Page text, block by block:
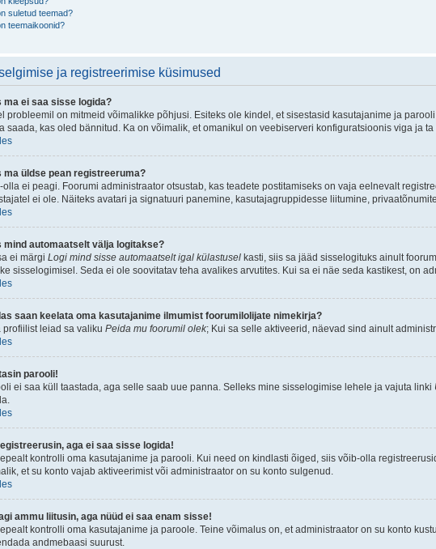
suletud teemad?
teemaikoonid?
ja registreerimise küsimused
ma ei saa sisse logida?
probleemil on mitmeid võimalikke põhjusi. Esiteks ole kindel, et sisestasid kasutajanime ja
saada, kas oled bännitud. Ka on võimalik, et omanikul on veebiserveri konfiguratsioonis viga ja
ma üldse pean registreeruma?
olla ei peagi. Foorumi administraator otsustab, kas teadete postitamiseks on vaja eelnevalt
ei ole. Näiteks avatari ja signatuuri panemine, kasutajagruppidesse liitumine,
mind automaatselt välja logitakse?
ei märgi Logi mind sisse automaatselt igal külastusel kasti, siis sa jääd sisselogituks ainult
sisselogimisel. Seda ei ole soovitatav teha avalikes arvutites. Kui sa ei näe seda kastikest, on
saan keelata oma kasutajanime ilmumist foorumilolijate nimekirja?
profiilist leiad sa valiku Peida mu foorumil olek; Kui sa selle aktiveerid, näevad sind ainult
parooli!
ei saa küll taastada, aga selle saab uue panna. Selleks mine sisselogimise lehele ja vajuta linki
aga ei saa sisse logida!
kontrolli oma kasutajanime ja parooli. Kui need on kindlasti õiged, siis võib-olla
et su konto vajab aktiveerimist või administraator on su konto sulgenud.
ammu liitusin, aga nüüd ei saa enam sisse!
kontrolli oma kasutajanime ja paroole. Teine võimalus on, et administraator on su konto
andmebaasi suurust.